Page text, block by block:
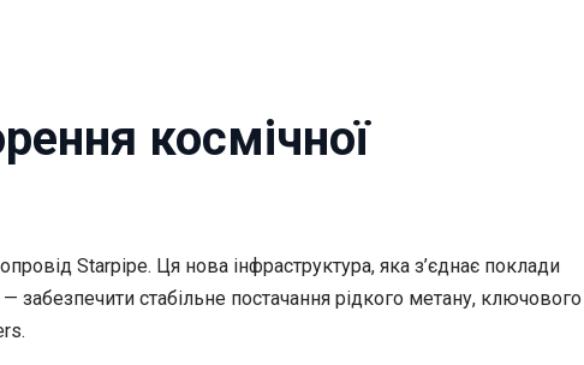
космічної
Starpipe. Ця нова інфраструктура, яка з’єднає поклади
стабільне постачання рідкого метану, ключового